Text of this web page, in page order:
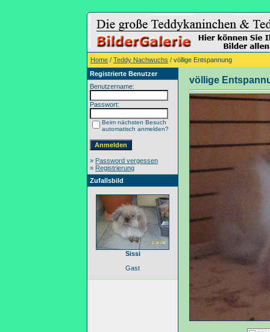
Home / Teddy Nachwuchs / völlige Entspannung
Registrierte Benutzer
Benutzername:
Passwort:
Beim nächsten Besuch
automatisch anmelden?
» Password vergessen
» Registrierung
Zufallsbild
Sissi
Gast
völlige